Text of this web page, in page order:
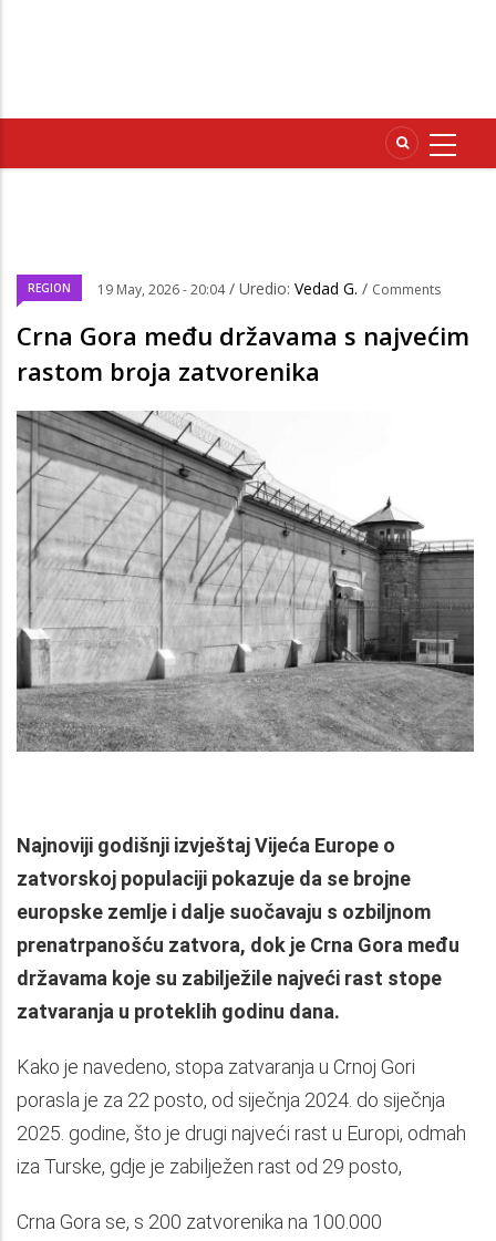
REGION 19 May, 2026 - 20:04 / Uredio: Vedad G. / Comments
Crna Gora među državama s najvećim
rastom broja zatvorenika
Najnoviji godišnji izvještaj Vijeća Europe o
zatvorskoj populaciji pokazuje da se brojne
europske zemlje i dalje suočavaju s ozbiljnom
prenatrpanošću zatvora, dok je Crna Gora među
državama koje su zabilježile najveći rast stope
zatvaranja u proteklih godinu dana.
Kako je navedeno, stopa zatvaranja u Crnoj Gori
porasla je za 22 posto, od siječnja 2024. do siječnja
2025. godine, što je drugi najveći rast u Europi, odmah
iza Turske, gdje je zabilježen rast od 29 posto,
Crna Gora se, s 200 zatvorenika na 100.000